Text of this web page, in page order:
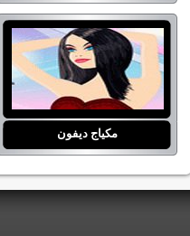
مكياج ديفون